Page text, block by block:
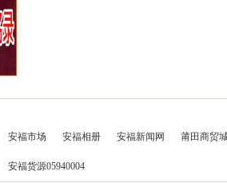
安福市场 安福相册 安福新闻网 莆田商贸
安福货源05940004